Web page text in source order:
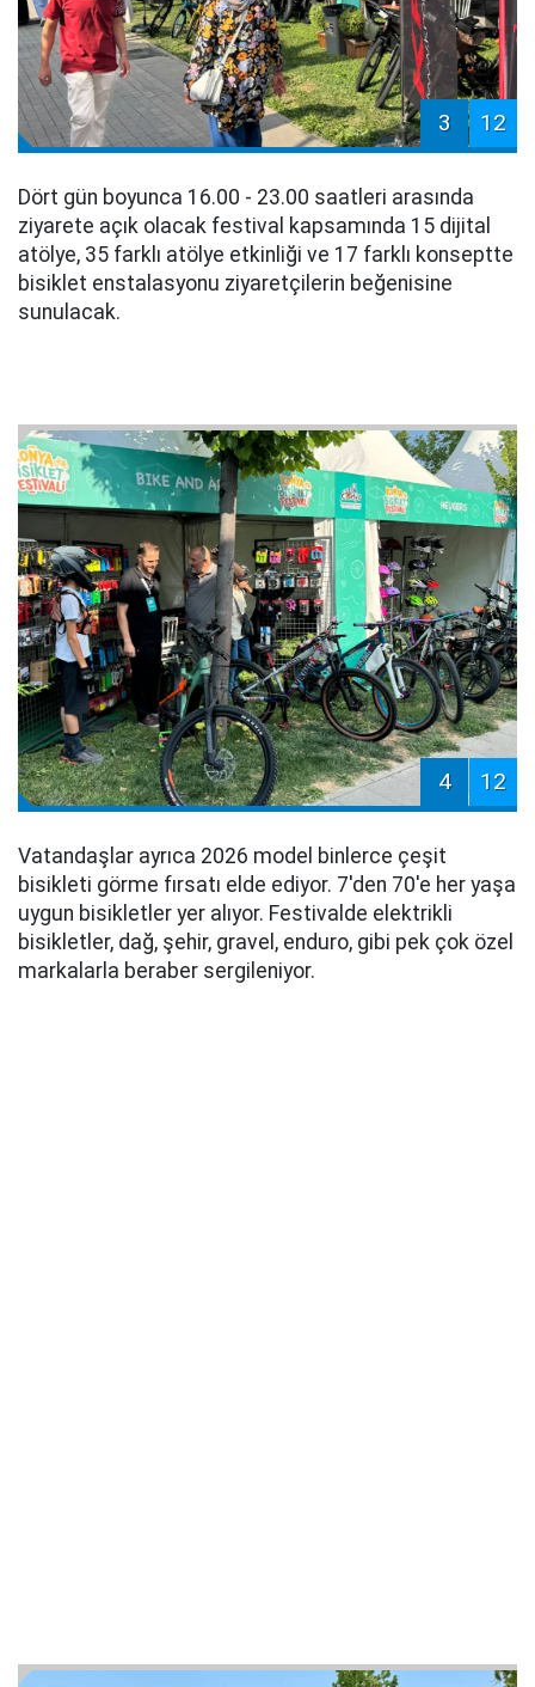
3 12
Dört gün boyunca 16.00 - 23.00 saatleri arasında
ziyarete açık olacak festival kapsamında 15 dijital
atölye, 35 farklı atölye etkinliği ve 17 farklı konseptte
bisiklet enstalasyonu ziyaretçilerin beğenisine
sunulacak.
4 12
Vatandaşlar ayrıca 2026 model binlerce çeşit
bisikleti görme fırsatı elde ediyor. 7'den 70'e her yaşa
uygun bisikletler yer alıyor. Festivalde elektrikli
bisikletler, dağ, şehir, gravel, enduro, gibi pek çok özel
markalarla beraber sergileniyor.